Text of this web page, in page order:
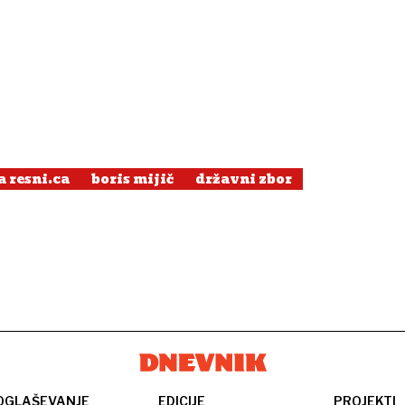
resni.ca boris mijič državni zbor
EDICIJE PROJEKTI